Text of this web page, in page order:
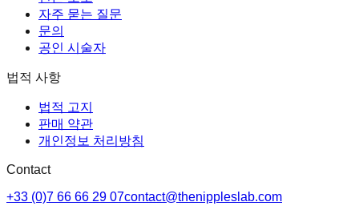
자주 묻는 질문
문의
공인 시술자
법적 사항
법적 고지
판매 약관
개인정보 처리방침
Contact
+33 (0)7 66 66 29 07contact@thenippleslab.com